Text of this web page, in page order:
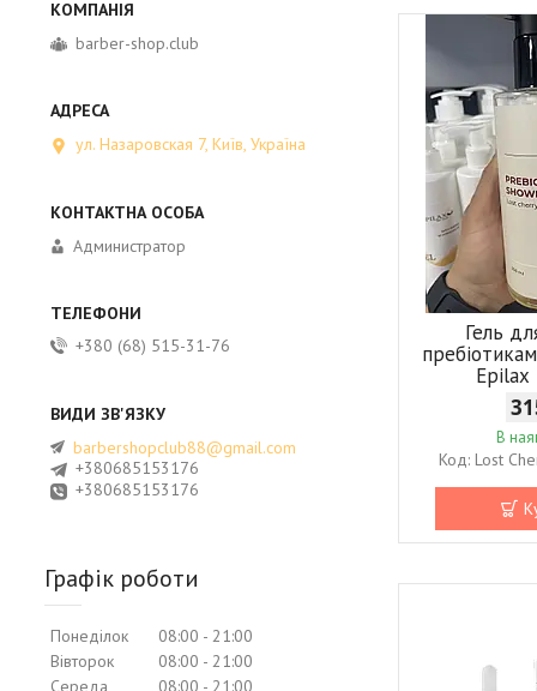
Гель
Epilax
В
Lost
barber-shop.club
ул. Назаровская 7, Київ, Україна
Администратор
+380 (68) 515-31-76
barbershopclub88@gmail.com
+380685153176
+380685153176
Графік роботи
Понеділок 08:00
21:00
Вівторок
08:00
21:00
Середа
08:00
21:00